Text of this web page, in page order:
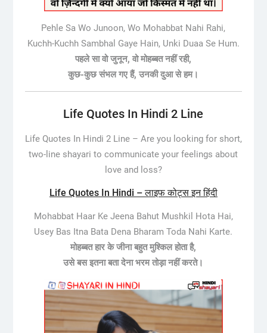
Pehle Sa Wo Junoon, Wo Mohabbat Nahi Rahi,
Kuchh-Kuchh Sambhal Gaye Hain, Unki Duaa Se Hum.
पहले सा वो जुनून, वो मोहब्बत नहीं रही,
कुछ-कुछ संभल गए हैं, उनकी दुआ से हम।
Life Quotes In Hindi 2 Line
Life Quotes In Hindi 2 Line – Are you looking for short,
two-line shayari to communicate your feelings about
love and loss?
Life Quotes In Hindi – लाइफ कोट्स इन हिंदी
Mohabbat Haar Ke Jeena Bahut Mushkil Hota Hai,
Usey Bas Itna Bata Dena Bharam Toda Nahi Karte.
मोहब्बत हार के जीना बहुत मुश्किल होता है,
उसे बस इतना बता देना भरम तोड़ा नहीं करते।